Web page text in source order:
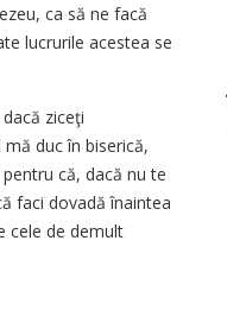
ca să ne facă
lucrurile acestea se
ziceţi
duc în biserică,
că, dacă nu te
faci dovadă înaintea
cele de demult